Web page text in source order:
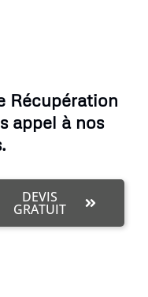
Récupération
appel à nos
DEVIS
GRATUIT